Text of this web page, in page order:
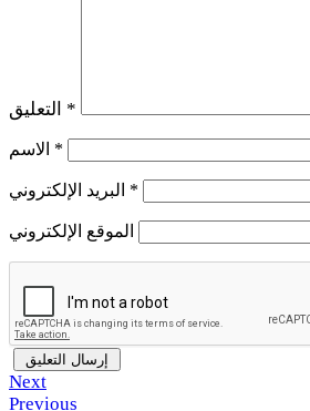
*
*
*
الموقع الإلكتروني
Next
Previous